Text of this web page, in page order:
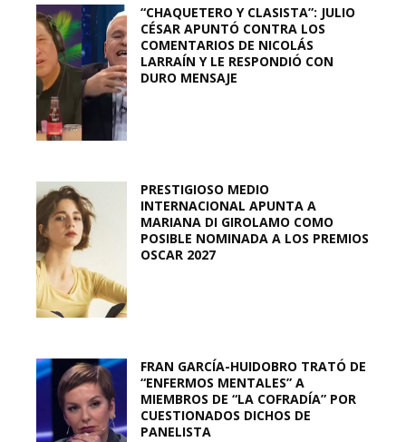
“CHAQUETERO Y CLASISTA”: JULIO
CÉSAR APUNTÓ CONTRA LOS
COMENTARIOS DE NICOLÁS
LARRAÍN Y LE RESPONDIÓ CON
DURO MENSAJE
PRESTIGIOSO MEDIO
INTERNACIONAL APUNTA A
MARIANA DI GIROLAMO COMO
POSIBLE NOMINADA A LOS PREMIOS
OSCAR 2027
FRAN GARCÍA-HUIDOBRO TRATÓ DE
“ENFERMOS MENTALES” A
MIEMBROS DE “LA COFRADÍA” POR
CUESTIONADOS DICHOS DE
PANELISTA